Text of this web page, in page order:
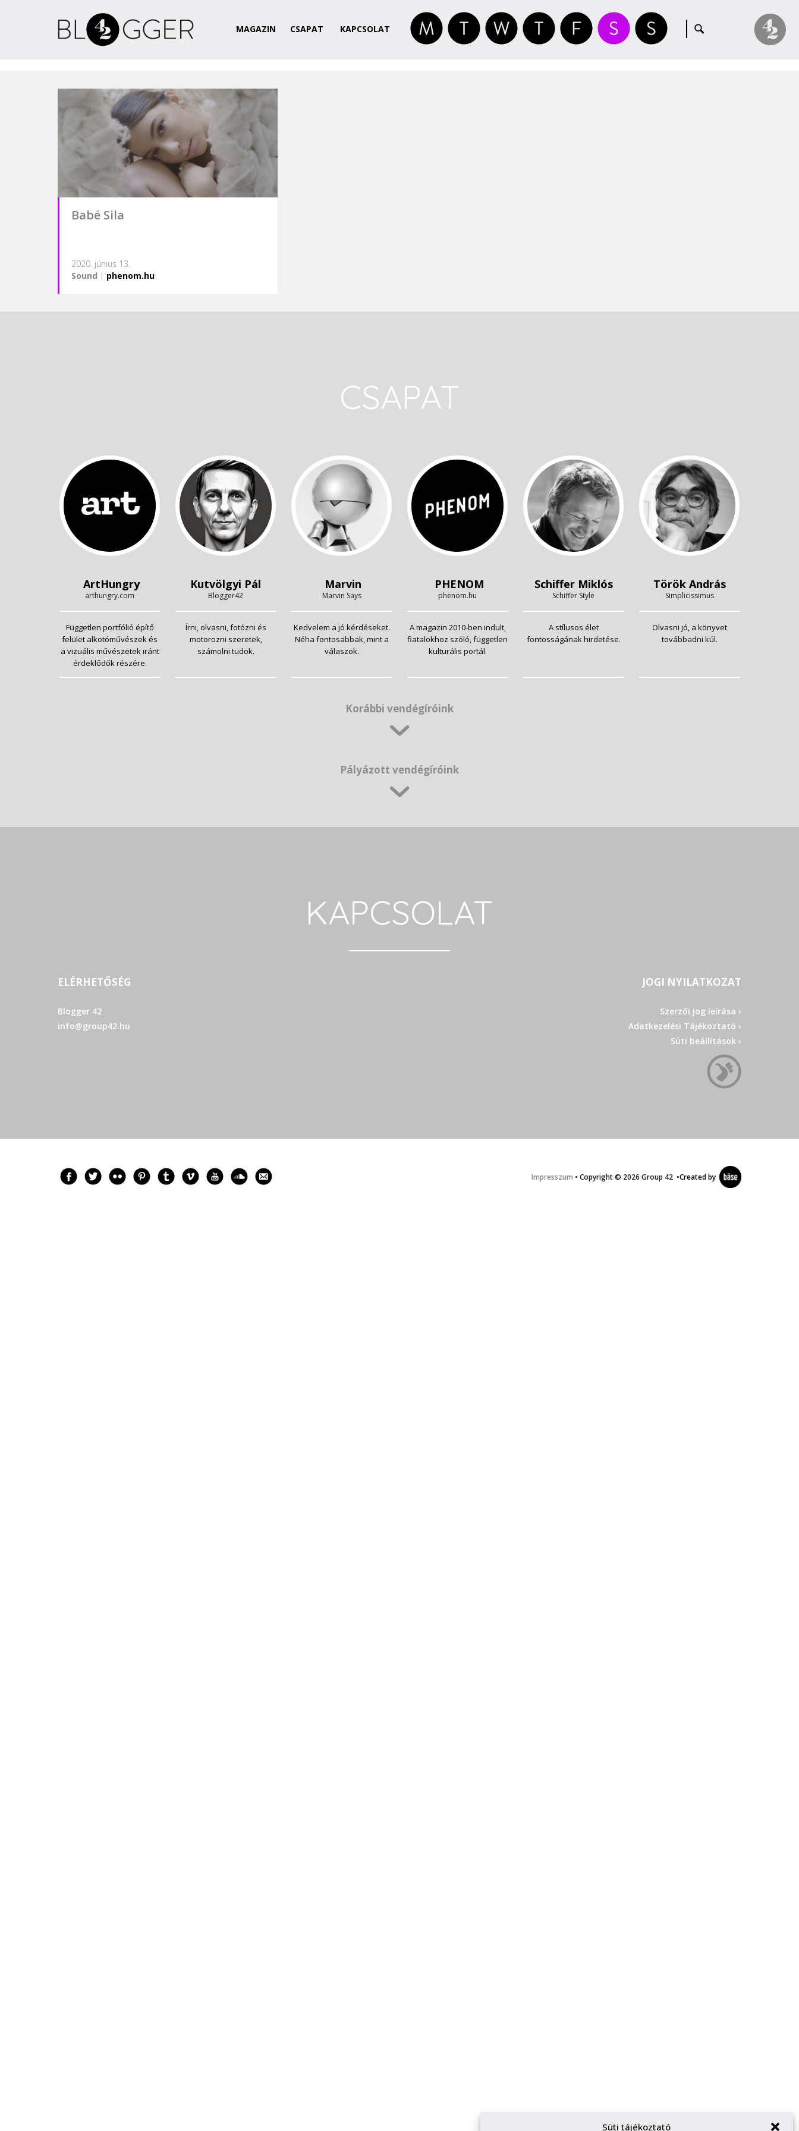
Süti tájékoztató
MAGAZIN CSAPAT KAPCSOLAT
Babé Sila
2020. június 13.
Sound | phenom.hu
CSAPAT
ArtHungry
arthungry.com
Független portfólió építő
felület alkotóművészek és
a vizuális művészetek iránt
érdeklődők részére.
Kutvölgyi Pál
Blogger42
Írni, olvasni, fotózni és
motorozni szeretek,
számolni tudok.
Marvin
Marvin Says
Kedvelem a jó kérdéseket.
Néha fontosabbak, mint a
válaszok.
PHENOM
phenom.hu
A magazin 2010-ben indult,
fiatalokhoz szóló, független
kulturális portál.
Schiffer Miklós
Schiffer Style
A stílusos élet
fontosságának hirdetése.
Török András
Simplicissimus
Olvasni jó, a könyvet
továbbadni kúl.
Korábbi vendégíróink
Pályázott vendégíróink
KAPCSOLAT
ELÉRHETŐSÉG
Blogger 42
info@group42.hu
JOGI NYILATKOZAT
Szerzői jog leírása ›
Adatkezelési Tájékoztató ›
Süti beállítások ›
Impresszum • Copyright © 2026 Group 42 •Created by